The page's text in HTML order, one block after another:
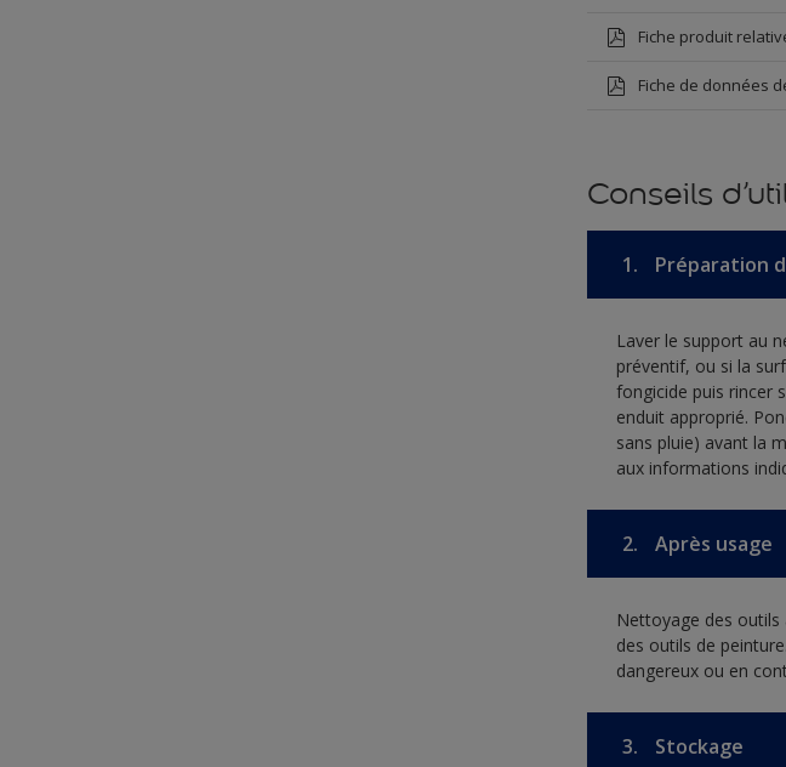
Fiche produit
Fiche de données
Conseils
1. Préparation
Laver le support au
préventif, ou si la
fongicide puis rincer
enduit approprié.
sans pluie) avant la
aux informations
2. Après usage
Nettoyage des
des outils de
dangereux ou en
3. Stockage